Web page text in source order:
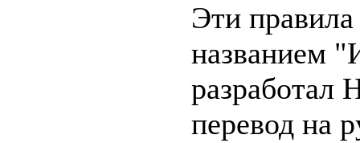
Эти
названием
разработал
перевод на